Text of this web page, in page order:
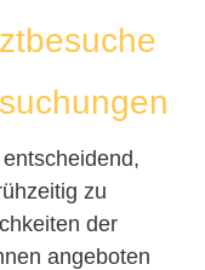
zu
der
angeboten